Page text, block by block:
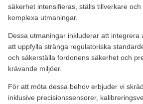
säkerhet intensifieras, ställs tillverkare
komplexa utmaningar.
Dessa utmaningar inkluderar att integrera
att uppfylla stränga regulatoriska
och säkerställa fordonens säkerhet och
krävande miljöer.
För att möta dessa behov erbjuder vi
inklusive precisionssensorer,